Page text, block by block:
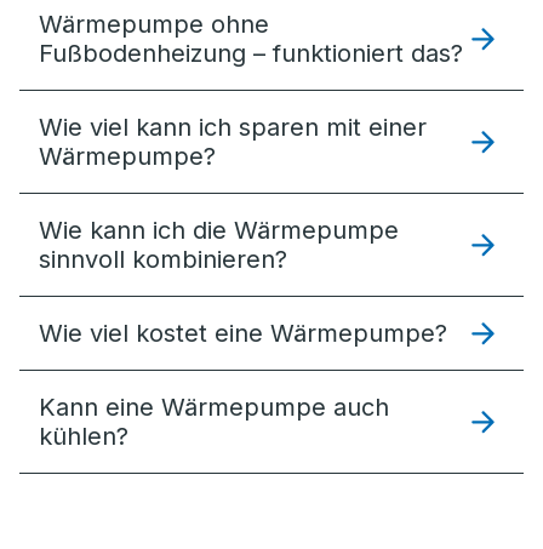
Wärmepumpe ohne
Fußbodenheizung – funktioniert das?
Wie viel kann ich sparen mit einer
Wärmepumpe?
Wie kann ich die Wärmepumpe
sinnvoll kombinieren?
Wie viel kostet eine Wärmepumpe?
Kann eine Wärmepumpe auch
kühlen?